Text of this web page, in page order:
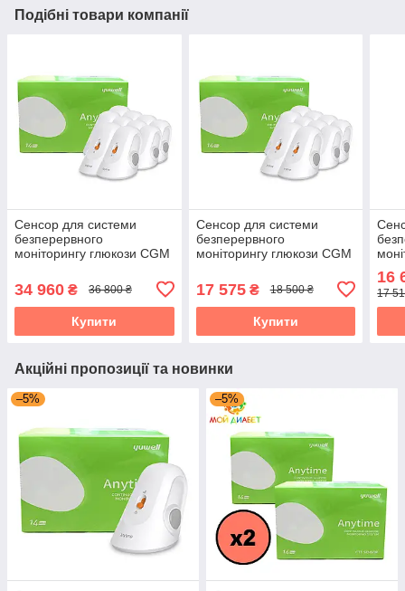
Подібні товари компанії
Сенсор для системи
безперервного
моніторингу глюкози CGM
34 960 ₴ 36 800 ₴
Купити
Сенсор для системи
безперервного
моніторингу глюкози CGM
17 575₴ 18 500 ₴
Купити
1
16
17
Акційні пропозиції та новинки
–5% –5%